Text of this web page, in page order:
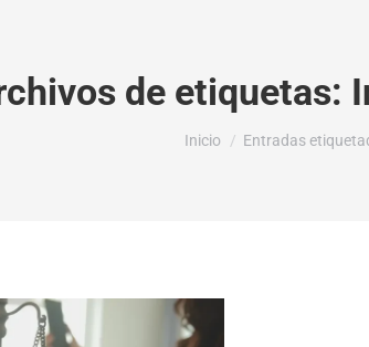
de etiquetas:
Estás aquí:
Inicio Entradas